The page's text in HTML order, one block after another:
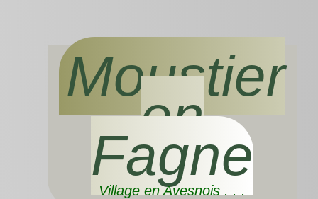
Moustier
en
Fagne
Village en Avesnois . . .